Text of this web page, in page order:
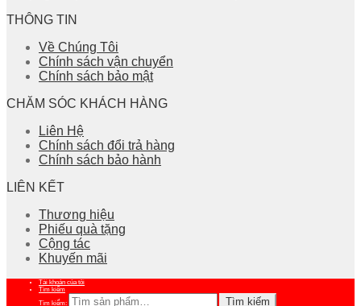
THÔNG TIN
Về Chúng Tôi
Chính sách vận chuyển
Chính sách bảo mật
CHĂM SÓC KHÁCH HÀNG
Liên Hệ
Chính sách đổi trả hàng
Chính sách bảo hành
LIÊN KẾT
Thương hiệu
Phiếu quà tặng
Cộng tác
Khuyến mãi
Tài khoản của tôi
Tìm kiếm
Tìm kiếm:
Tìm kiếm